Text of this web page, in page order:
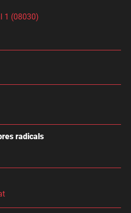
1 (08030)
radicals